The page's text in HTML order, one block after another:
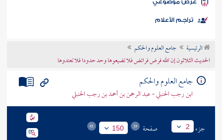
الكتب
موضوعي
تراجم الأعلام
الرئيسية
جامع العلوم والحكم
الحديث الثلاثون إن الله فرض فرائض فلا تضيعوها وحد حدودا فلا تعتدوها
جامع العلوم والحكم
ابن رجب الحنبلي - عبد الرحمن بن أحمد بن رجب الحنبلي
جزء 2 صفحة 150